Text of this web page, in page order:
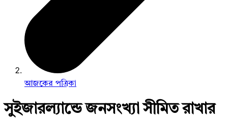
আজকের পত্রিকা
সুইজারল্যান্ডে জনসংখ্যা সীমিত রাখার